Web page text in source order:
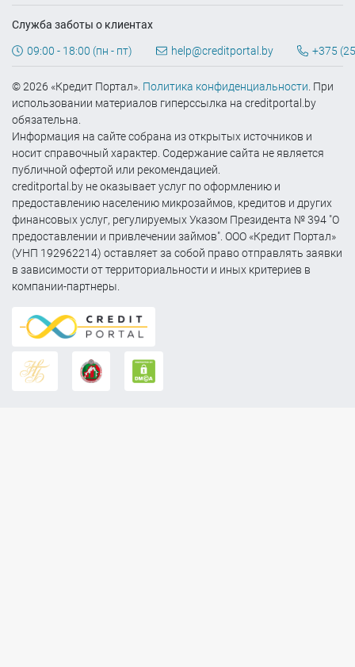
Служба заботы о клиентах
09:00 - 18:00 (пн - пт) help@creditportal.by +375
© 2026 «Кредит Портал». Политика конфиденциальности . При
использовании материалов гиперссылка на creditportal.by
обязательна.
Информация на сайте собрана из открытых источников и
носит справочный характер. Содержание сайта не является
публичной офертой или рекомендацией.
creditportal.by не оказывает услуг по оформлению и
предоставлению населению микрозаймов, кредитов и других
финансовых услуг, регулируемых Указом Президента № 394 "О
предоставлении и привлечении займов". ООО «Кредит Портал»
(УНП 192962214) оставляет за собой право отправлять заявки
в зависимости от территориальности и иных критериев в
компании-партнеры.